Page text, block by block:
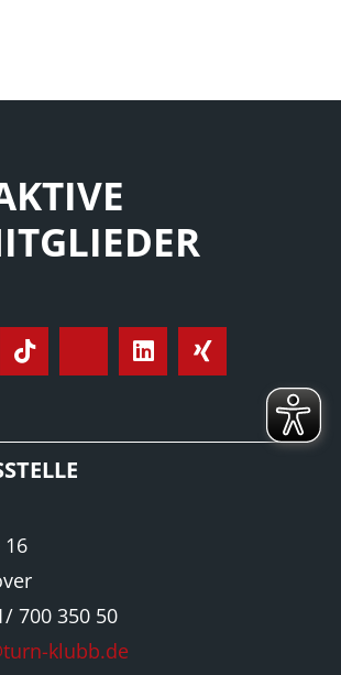
16
700 350 50
klubb.de